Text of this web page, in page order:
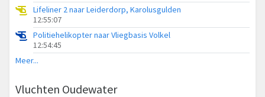
Lifeliner 2 naar Leiderdorp, Karolusgulden
12:55:07
Politiehelikopter naar Vliegbasis Volkel
12:54:45
Meer...
Vluchten Oudewater